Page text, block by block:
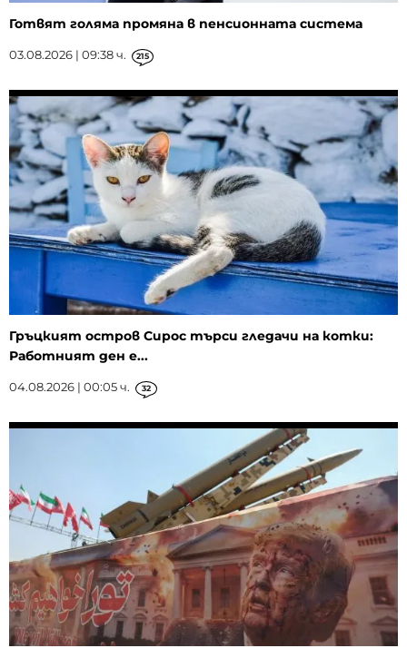
Готвят голяма промяна в пенсионната система
03.08.2026 | 09:38 ч. 215
Гръцкият остров Сирос търси гледачи на котки:
Работният ден е...
04.08.2026 | 00:05 ч. 32